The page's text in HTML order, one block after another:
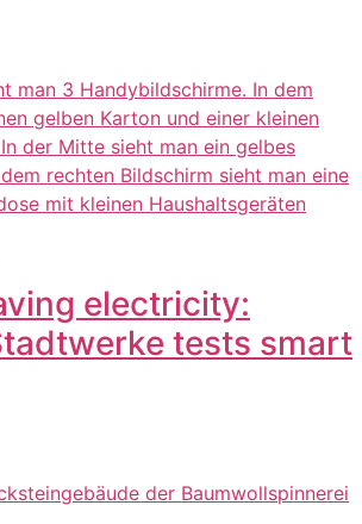
electricity:
tests smart